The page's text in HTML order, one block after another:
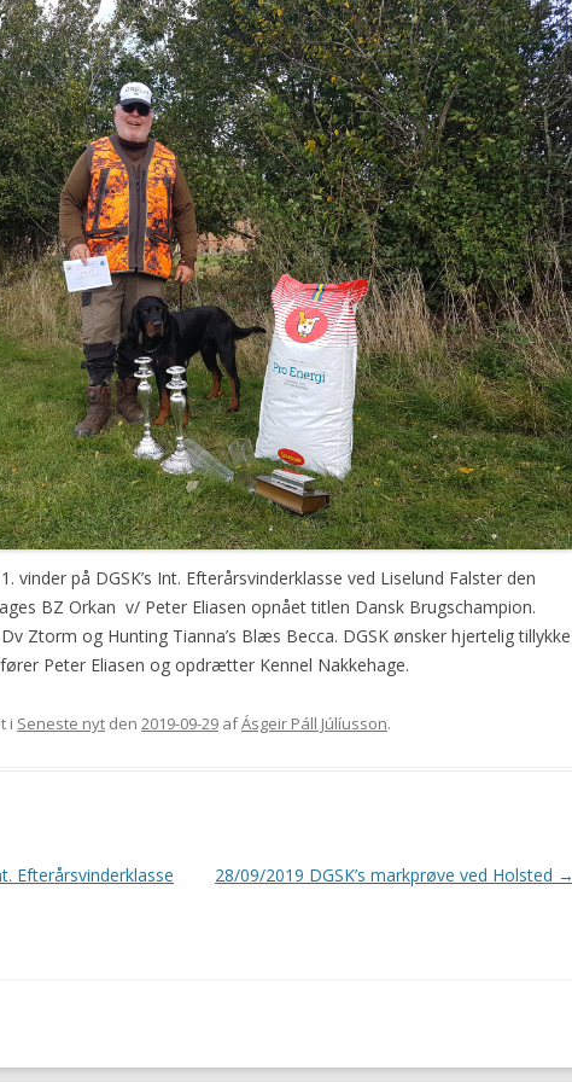
GORDON SETTERENS
OPRINDELSE
DGSK’S OG DKK’S
AVLSANBEFALINGER
ÆRESMEDLEMMER
MÆRKEDAGE
NEKROLOGER
PRIVATLIVSPOLITIK
KONTOINFORMATIONER OG
MOBILEPAY
REFERATER FRA
GENERALFORSAMLINGER
REFERATER FRA
BESTYRELSESMØDER
vinder på DGSK’s Int. Efterårsvinderklasse ved Liselund Falster den
BZ Orkan v/ Peter Eliasen opnået titlen Dansk Brugschampion.
Ztorm og Hunting Tianna’s Blæs Becca. DGSK ønsker hjertelig tillykke
Peter Eliasen og opdrætter Kennel Nakkehage.
i Seneste nyt den 2019-09-29 afÁsgeir Páll Júlíusson.
Efterårsvinderklasse 28/09/2019 DGSK’s markprøve ved Holsted →